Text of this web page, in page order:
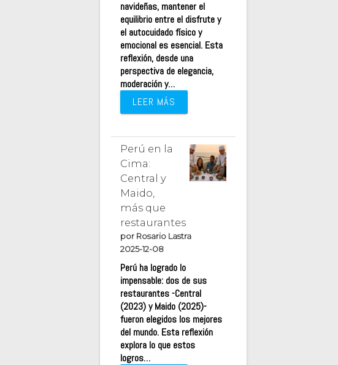
navideñas, mantener el
equilibrio entre el disfrute y
el autocuidado físico y
emocional es esencial. Esta
reflexión, desde una
perspectiva de elegancia,
moderación y…
LEER MÁS
Perú en la
Cima:
Central y
Maido,
más que
restaurantes
por Rosario Lastra
2025-12-08
Perú ha logrado lo
impensable: dos de sus
restaurantes -Central
(2023) y Maido (2025)-
fueron elegidos los mejores
del mundo. Esta reflexión
explora lo que estos
logros…